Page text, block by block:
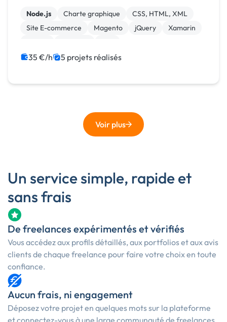
de développement d'applications pour divers
secteurs te...
Node.js Charte graphique
CSS, HTML, XML
Site E-commerce
Magento jQuery
Xamarin
35 €/h 5 projets réalisés
Voir plus
Un service simple, rapide et
sans frais
De freelances expérimentés et vérifiés
Vous accédez aux profils détaillés, aux portfolios et aux avis
clients de chaque freelance pour faire votre choix en toute
confiance.
Aucun frais, ni engagement
Déposez votre projet en quelques mots sur la plateforme